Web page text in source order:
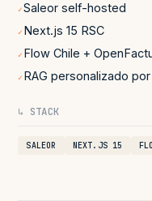
✓Saleor self-hosted
✓ Next.js 15 RSC
✓ Flow Chile +
✓ RAG personalizado
↳ STACK
SALEOR NEXT.JS 15